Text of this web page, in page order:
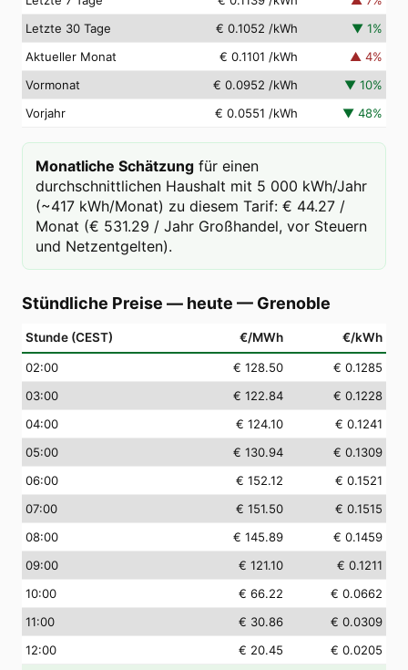
Letzte 30 Tage
€ 0.1052 /kWh ▼ 1%
Aktueller Monat
€ 0.1101 /kWh ▲ 4%
Vormonat
€ 0.0952 /kWh ▼ 10%
Vorjahr
€ 0.0551 /kWh ▼ 48%
Monatliche Schätzung für einen
durchschnittlichen Haushalt mit 5 000 kWh/Jahr
(~417 kWh/Monat) zu diesem Tarif: € 44.27 /
Monat (€ 531.29 / Jahr Großhandel, vor Steuern
und Netzentgelten).
Stündliche Preise — heute — Grenoble
Stunde (CEST) €/MWh €/kWh
02:00 € 128.50
€ 0.1285
03:00 € 122.84
€ 0.1228
04:00 € 124.10
€ 0.1241
05:00 € 130.94
€ 0.1309
06:00 € 152.12
€ 0.1521
07:00 € 151.50
€ 0.1515
08:00 € 145.89
€ 0.1459
09:00 € 121.10
€ 0.1211
10:00 € 66.22
€ 0.0662
11:00 € 30.86
€ 0.0309
12:00 € 20.45
€ 0.0205